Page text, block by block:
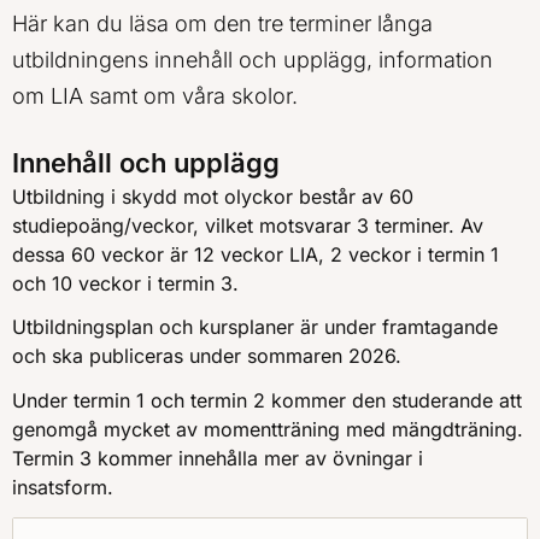
Här kan du läsa om den tre terminer långa
utbildningens innehåll och upplägg, information
om LIA samt om våra skolor.
Innehåll och upplägg
Utbildning i skydd mot olyckor består av 60
studiepoäng/veckor, vilket motsvarar 3 terminer. Av
dessa 60 veckor är 12 veckor LIA, 2 veckor i termin 1
och 10 veckor i termin 3.
Utbildningsplan och kursplaner är under framtagande
och ska publiceras under sommaren 2026.
Under termin 1 och termin 2 kommer den studerande att
genomgå mycket av momentträning med mängdträning.
Termin 3 kommer innehålla mer av övningar i
insatsform.